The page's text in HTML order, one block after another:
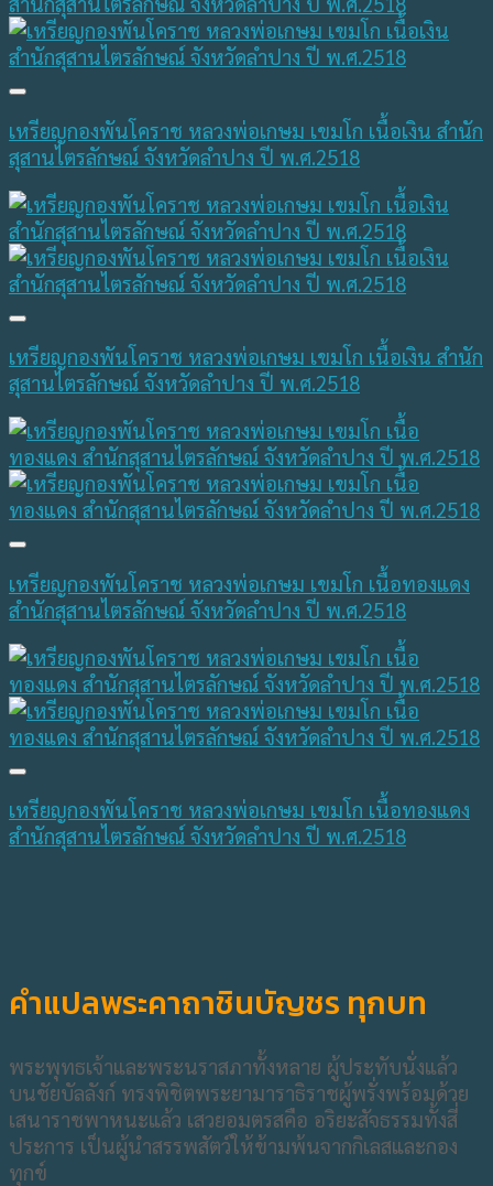
เหรียญกองพันโคราช หลวงพ่อเกษม เขมโก เนื้อเงิน สำนัก
สุสานไตรลักษณ์ จังหวัดลำปาง ปี พ.ศ.2518
เหรียญกองพันโคราช หลวงพ่อเกษม เขมโก เนื้อเงิน สำนัก
สุสานไตรลักษณ์ จังหวัดลำปาง ปี พ.ศ.2518
เหรียญกองพันโคราช หลวงพ่อเกษม เขมโก เนื้อทองแดง
สำนักสุสานไตรลักษณ์ จังหวัดลำปาง ปี พ.ศ.2518
เหรียญกองพันโคราช หลวงพ่อเกษม เขมโก เนื้อทองแดง
สำนักสุสานไตรลักษณ์ จังหวัดลำปาง ปี พ.ศ.2518
คำแปลพระคาถาชินบัญชร ทุกบท
พระพุทธเจ้าและพระนราสภาทั้งหลาย ผู้ประทับนั่งแล้ว
บนชัยบัลลังก์ ทรงพิชิตพระยามาราธิราชผู้พรั่งพร้อมด้วย
เสนาราชพาหนะแล้ว เสวยอมตรสคือ อริยะสัจธรรมทั้งสี่
ประการ เป็นผู้นำสรรพสัตว์ให้ข้ามพ้นจากกิเลสและกอง
ทุกข์